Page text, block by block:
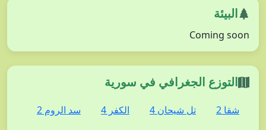
البيئة
Coming soon
التوزع الجغرافي في سورية
شقا 2 تل شيحان 4 الكفر 4 سد الروم 2